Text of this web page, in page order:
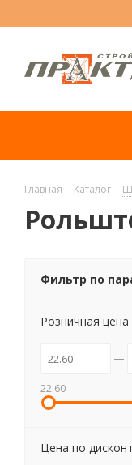
Главная - Каталог -
Фильтр по
Розничная цена
22.60
Цена по